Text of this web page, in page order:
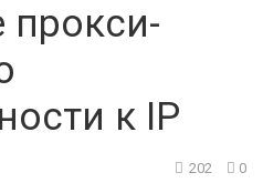
прокси-
к IP
202 0